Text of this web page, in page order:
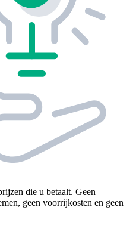
die u betaalt. Geen
geen voorrijkosten en geen